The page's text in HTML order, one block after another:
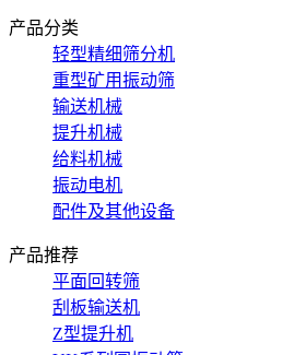
产品分类
轻型精细筛分机
重型矿用振动筛
输送机械
提升机械
给料机械
振动电机
配件及其他设备
产品推荐
平面回转筛
刮板输送机
Z型提升机